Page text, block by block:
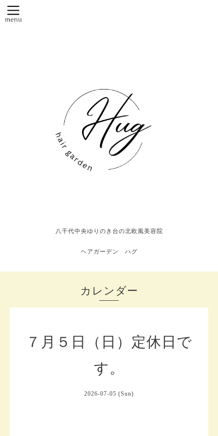
八千代中央ゆりのき台の北欧風美容院
ヘアガーデン ハグ
カレンダー
７月５日（日）定休日で
す。
2026-07-05 (Sun)